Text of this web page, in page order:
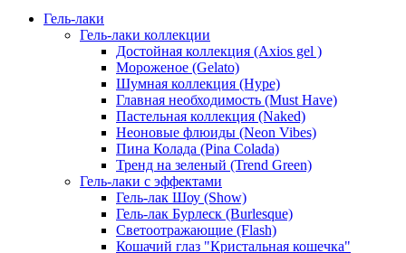
Гель-лаки
Гель-лаки коллекции
Достойная коллекция (Axios gel )
Мороженое (Gelato)
Шумная коллекция (Hype)
Главная необходимость (Must Have)
Пастельная коллекция (Naked)
Неоновые флюиды (Neon Vibes)
Пина Колада (Pina Colada)
Тренд на зеленый (Trend Green)
Гель-лаки с эффектами
Гель-лак Шоу (Show)
Гель-лак Бурлеск (Burlesque)
Светоотражающие (Flash)
Кошачий глаз "Кристальная кошечка"